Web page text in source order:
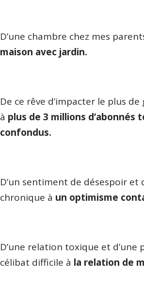
D’une chambre chez mes
maison avec jardin.
De ce rêve d’impacter le plus de
à plus de 3 millions d’abonnés
confondus.
D’un sentiment de désespoir et
chronique à un optimisme
D’une relation toxique et d’une
célibat difficile à la relation de